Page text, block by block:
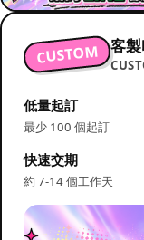
CUSTOM 客
低量起訂
最少 100 個起訂
快速交期
約 7-14 個工作天